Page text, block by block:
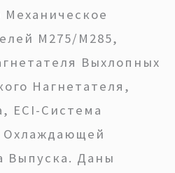
Механическое
М275/М285,
Выхлопных
Нагнетателя,
ECI-Система
Охлаждающей
Выпуска. Даны